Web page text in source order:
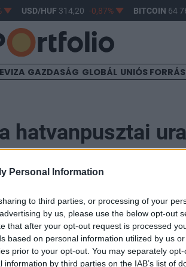
Personal Information
to third parties, or processing of your
by us, please use the below opt-out
that after your opt-out request is processed
based on personal information utilized by us
prior to your opt-out. You may separately
by third parties on the IAB’s list of
USD/HUF314,20 -0,87% BITCOIN64
GAZDASÁG GLOBÁL UNIÓS
hatvanpusztai
fokon a Magyar Építész Kamara
uradalom műemlék
el a döntést, fellebbezett, a
be a hvg.hu.